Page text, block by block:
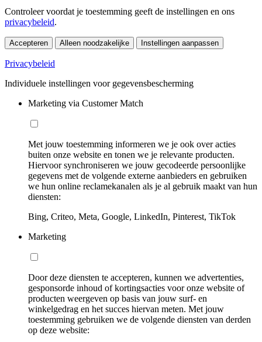
Controleer voordat je toestemming geeft de instellingen en ons
privacybeleid.
Accepteren Alleen noodzakelijke Instellingen aanpassen
Privacybeleid
Individuele instellingen voor gegevensbescherming
Marketing via Customer Match
Met jouw toestemming informeren we je ook over acties
buiten onze website en tonen we je relevante producten.
Hiervoor synchroniseren we jouw gecodeerde persoonlijke
gegevens met de volgende externe aanbieders en gebruiken
we hun online reclamekanalen als je al gebruik maakt van hun
diensten:
Bing, Criteo, Meta, Google, LinkedIn, Pinterest, TikTok
Marketing
Door deze diensten te accepteren, kunnen we advertenties,
gesponsorde inhoud of kortingsacties voor onze website of
producten weergeven op basis van jouw surf- en
winkelgedrag en het succes hiervan meten. Met jouw
toestemming gebruiken we de volgende diensten van derden
op deze website: